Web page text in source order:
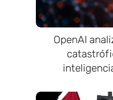
OpenAI